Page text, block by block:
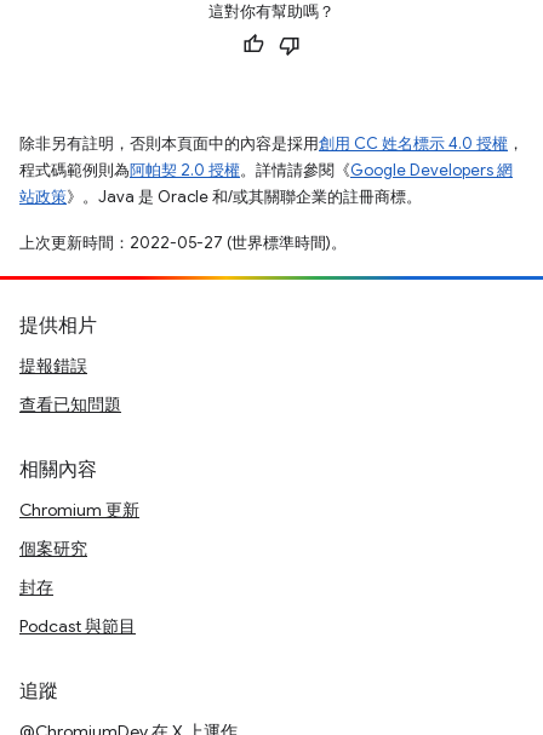
這對你有幫助嗎？
除非另有註明，否則本頁面中的內容是採用創用 CC 姓名標示 4.0 授權 ，
程式碼範例則為阿帕契 2.0 授權。詳情請參閱《Google Developers 網
站政策》。Java 是 Oracle 和/或其關聯企業的註冊商標。
上次更新時間：2022-05-27 (世界標準時間)。
提供相片
提報錯誤
查看已知問題
相關內容
Chromium 更新
個案研究
封存
Podcast 與節目
追蹤